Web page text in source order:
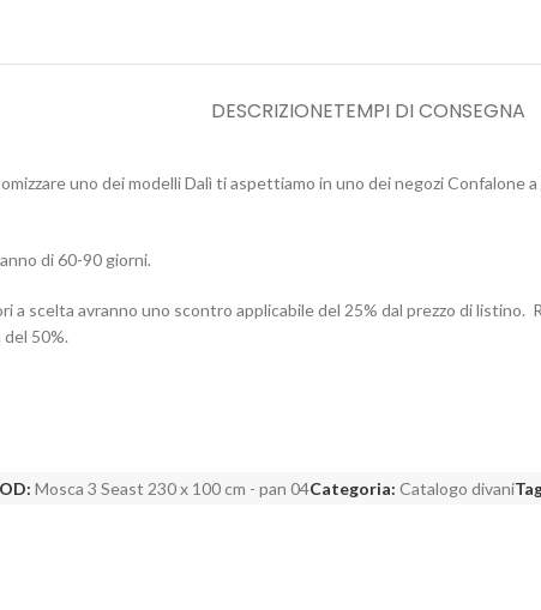
DESCRIZIONETEMPI DI CONSEGNA
uno dei modelli Dalì ti aspettiamo in uno dei negozi
di 60-90 giorni.
scelta avranno uno scontro applicabile del 25% dal prezzo di
50%.
Mosca 3 Seast 230 x 100 cm - pan 04Categoria: Catalogo divani